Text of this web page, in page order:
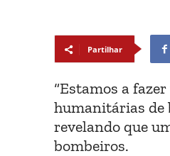
Partilhar
“Estamos a
humanitárias de
revelando que
bombeiros.